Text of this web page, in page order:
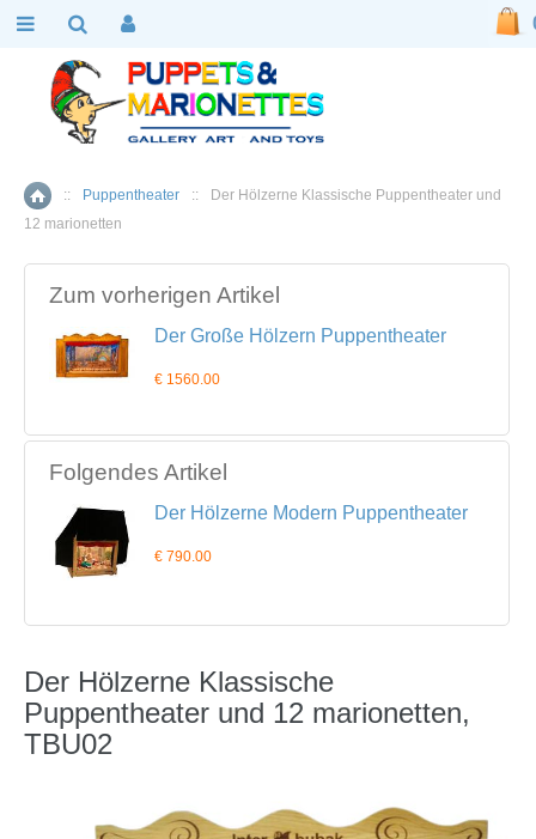
Home
:: Puppentheater ::
Der Hölzerne Klassische Puppentheater und
12 marionetten
Zum vorherigen Artikel
Der Große Hölzern Puppentheater
€ 1560.00
Folgendes Artikel
Der Hölzerne Modern Puppentheater
€ 790.00
Der Hölzerne Klassische
Puppentheater und 12 marionetten,
TBU02